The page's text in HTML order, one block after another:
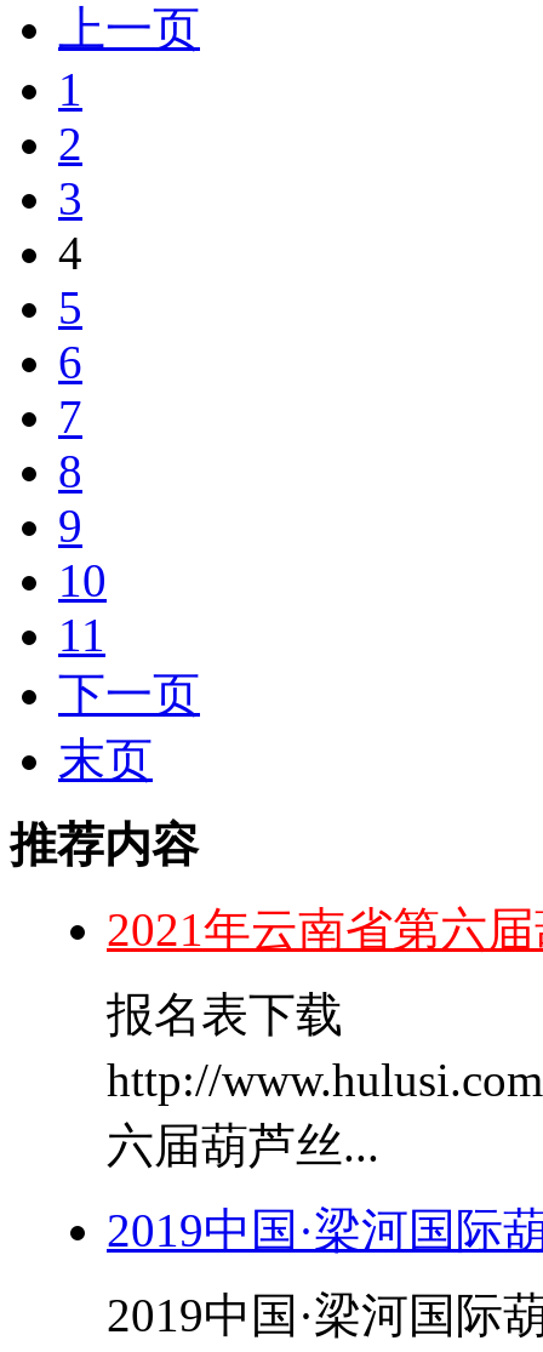
上一页
1
2
3
4
5
6
7
8
9
10
11
下一页
末页
推荐内容
2021年云南省第六
报名表下载
http://
六届葫芦丝...
2019中国·梁河国际
2019中国·梁河国际